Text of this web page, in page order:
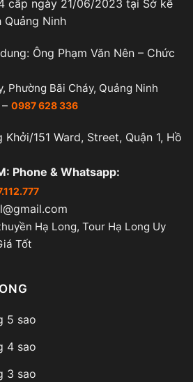
cấp ngày 21/06/2023 tại Sở kế
Ninh
Ông Phạm Văn Nên – Chức
Phường Bãi Cháy, Quảng Ninh
– 0987 628 336
151 Ward, Street, Quận 1, Hồ
Phone & Whatsapp:
Hạ Long, Tour Hạ Long Uy
Tốt
5 sao
4 sao
3 sao